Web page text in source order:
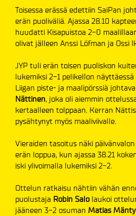
Toisessa erässä edettiin SaiPan
erän puoliväliä. Ajassa 28.10
huudatti Kisapuistoa 2-0
olivat jälleen Anssi Löfman ja Ossi
JYP tuli erän toisen puoliskon
lukemiksi 2-1 pelikellon näyttäessä
Liigan piste- ja maalipörssiä
Nättinen, joka oli aiemmin
kertaalleen tolppaan. Kerran
pysähtynyt myös maaliviivalle.
Vieraiden tasoitus näki
erän loppua, kun ajassa 38.21
iski ylivoimalla lukemiksi 2-2.
Ottelun ratkaisu nähtiin vähän
puolustaja Robin Salolaukoi
jääneen 3-2 osuman Matias